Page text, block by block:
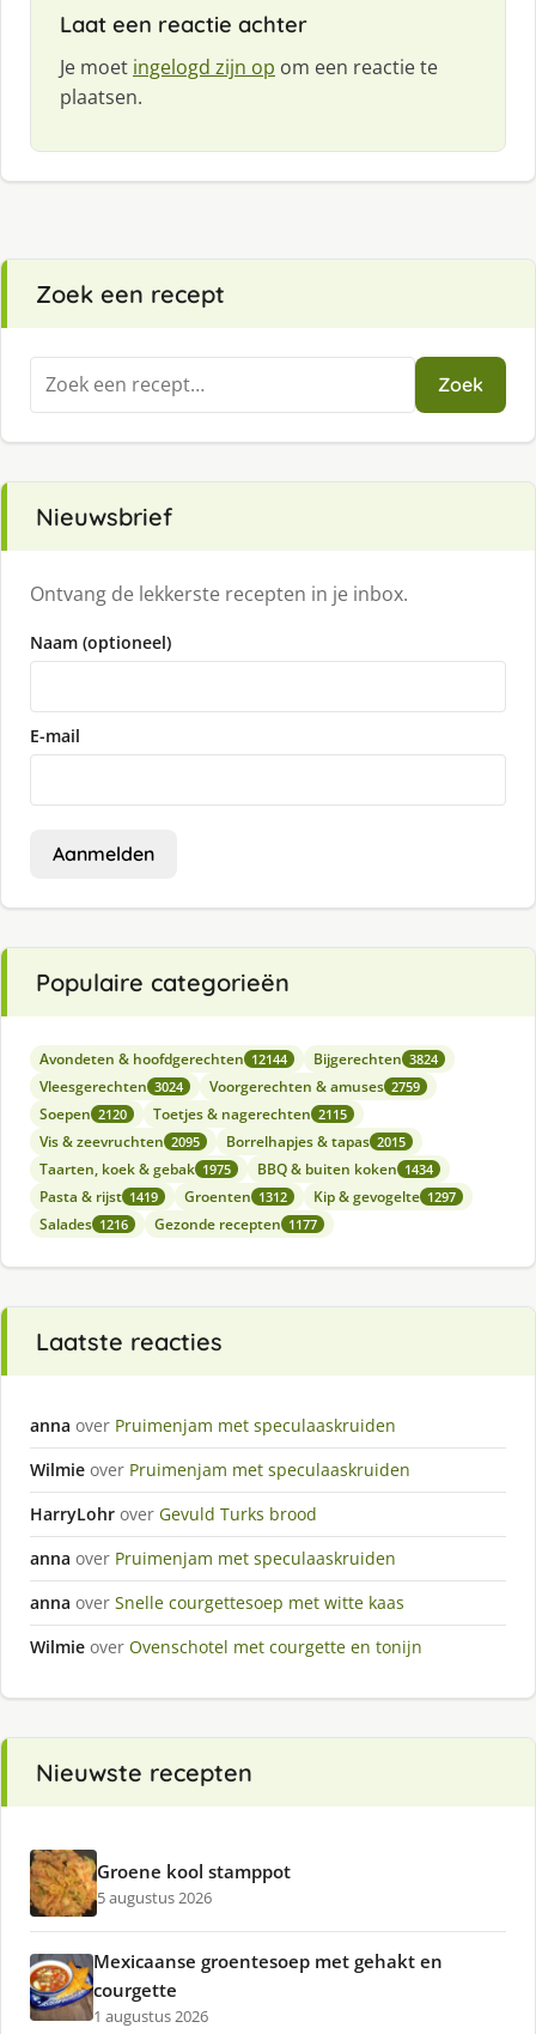
Laat een reactie achter
Je moet ingelogd zijn op om een reactie te
plaatsen.
Zoek een recept
Zoeken
naar:
Zoek
Nieuwsbrief
Ontvang de lekkerste recepten in je inbox.
Naam (optioneel)
E-mail
Aanmelden
Populaire categorieën
Avondeten & hoofdgerechten 12144 Bijgerechten 3824
Vleesgerechten 3024 Voorgerechten & amuses 2759
Soepen 2120 Toetjes & nagerechten 2115
Vis & zeevruchten 2095 Borrelhapjes & tapas 2015
Taarten, koek & gebak 1975 BBQ & buiten koken 1434
Pasta & rijst 1419 Groenten 1312 Kip & gevogelte 1297
Salades 1216 Gezonde recepten 1177
Laatste reacties
anna over Pruimenjam met speculaaskruiden
Wilmie over Pruimenjam met speculaaskruiden
HarryLohr over Gevuld Turks brood
anna over Pruimenjam met speculaaskruiden
anna over Snelle courgettesoep met witte kaas
Wilmie over Ovenschotel met courgette en tonijn
Nieuwste recepten
Groene kool stamppot
5 augustus 2026
Mexicaanse groentesoep met gehakt en
courgette
1 augustus 2026